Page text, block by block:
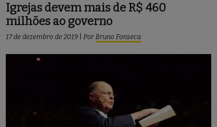
Igrejas devem mais de R$ 460
milhões ao governo
17 de dezembro de 2019 PorBruno Fonseca